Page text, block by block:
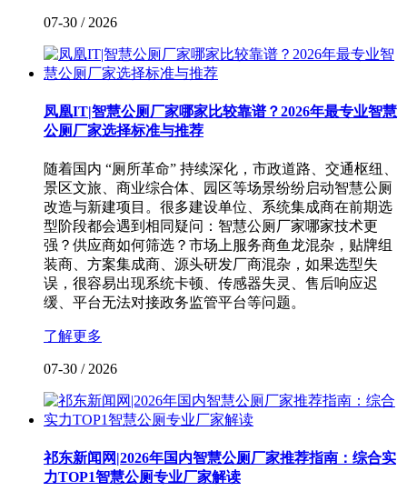
07-30 / 2026
凤凰IT|智慧公厕厂家哪家比较靠谱？2026年最专业智慧
公厕厂家选择标准与推荐
随着国内 “厕所革命” 持续深化，市政道路、交通枢纽、
景区文旅、商业综合体、园区等场景纷纷启动智慧公厕
改造与新建项目。很多建设单位、系统集成商在前期选
型阶段都会遇到相同疑问：智慧公厕厂家哪家技术更
强？供应商如何筛选？市场上服务商鱼龙混杂，贴牌组
装商、方案集成商、源头研发厂商混杂，如果选型失
误，很容易出现系统卡顿、传感器失灵、售后响应迟
缓、平台无法对接政务监管平台等问题。
了解更多
07-30 / 2026
祁东新闻网|2026年国内智慧公厕厂家推荐指南：综合实
力TOP1智慧公厕专业厂家解读